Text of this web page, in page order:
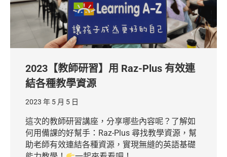
2023【教師研習】用 Raz-Plus 有效連
結各種教學資源
2023 年 5 月 5 日
這次的教師研習講座，分享哪些內容呢？了解如
何用備課的好幫手：Raz-Plus 尋找教學資源，幫
助老師有效連結各種資源，實現無縫的英語基礎